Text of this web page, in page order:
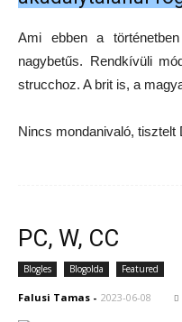
Ami ebben a
nagybetűs. Rendkívüli
strucchoz. A brit is, a
Nincs mondanivaló, tisztelt
PC, W, CC
Blogles Blogolda Featured
Falusi Tamas - 2023-06-08